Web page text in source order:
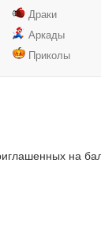
Драки
Аркады
Приколы
на